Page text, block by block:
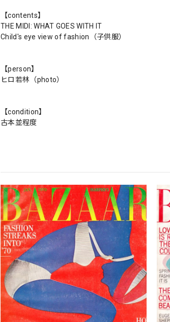
【contents】
THE MIDI: WHAT GOES WITH IT
Child's eye view of fashion（子供服）
【person】
ヒロ若林（photo）
【condition】
古本並程度